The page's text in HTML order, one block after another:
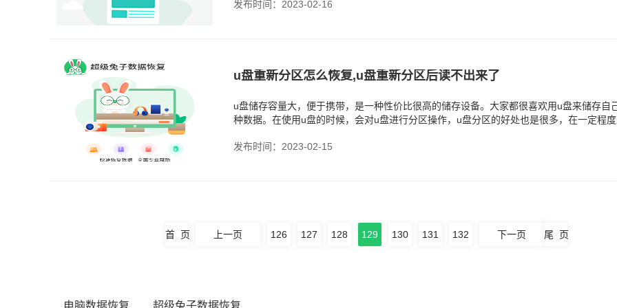
发布时间：2023-02-16
u盘重新分区怎么恢复,u盘重新分区后读不出来了
u盘储存容量大，便于携带，是一种性价比很高的储存设备。大家都很喜欢用u盘来储存自
种数据。在使用u盘的时候，会对u盘进行分区操作，u盘分区的好处也是很多，在一定程度
发布时间：2023-02-15
首 页 上一页 126 127 128 129 130 131 132 下一页 尾 页
电脑数据恢复 超级兔子数据恢复